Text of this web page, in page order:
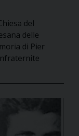
del
delle
di Pier